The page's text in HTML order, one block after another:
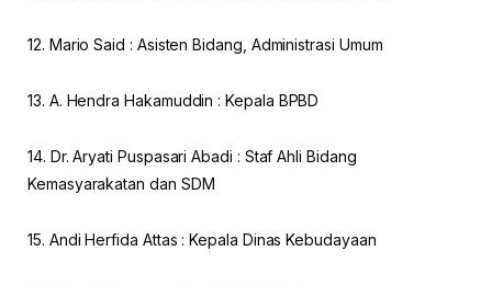
12. Mario Said : Asisten Bidang, Administrasi Umum
13. A. Hendra Hakamuddin : Kepala BPBD
14. Dr. Aryati Puspasari Abadi : Staf Ahli Bidang
Kemasyarakatan dan SDM
15. Andi Herfida Attas : Kepala Dinas Kebudayaan